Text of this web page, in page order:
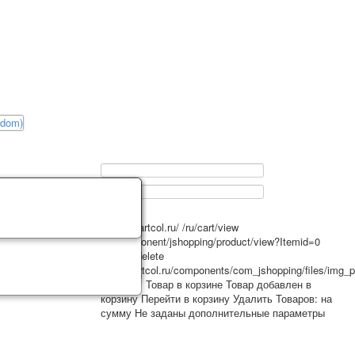
https://artcol.ru/ /ru/cart/view
/ru/component/jshopping/product/view?Itemid=0
/ru/cart/delete
https://artcol.ru/components/com_jshopping/files/
✔ Товар в корзине Товар добавлен в
корзину Перейти в корзину Удалить Товаров: на
сумму Не заданы дополнительные параметры